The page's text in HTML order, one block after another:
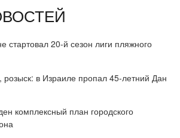
стартовал 20-й сезон лиги пляжного
в Израиле пропал 45-летний Дан
комплексный план городского